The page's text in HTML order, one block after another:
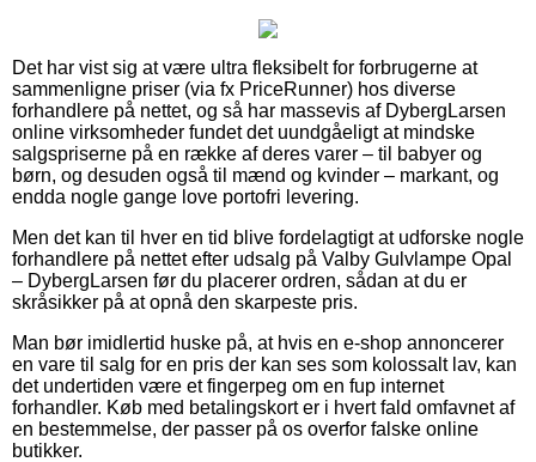
Det har vist sig at være ultra fleksibelt for forbrugerne at
sammenligne priser (via fx PriceRunner) hos diverse
forhandlere på nettet, og så har massevis af DybergLarsen
online virksomheder fundet det uundgåeligt at mindske
salgspriserne på en række af deres varer – til babyer og
børn, og desuden også til mænd og kvinder – markant, og
endda nogle gange love portofri levering.
Men det kan til hver en tid blive fordelagtigt at udforske nogle
forhandlere på nettet efter udsalg på Valby Gulvlampe Opal
– DybergLarsen før du placerer ordren, sådan at du er
skråsikker på at opnå den skarpeste pris.
Man bør imidlertid huske på, at hvis en e-shop annoncerer
en vare til salg for en pris der kan ses som kolossalt lav, kan
det undertiden være et fingerpeg om en fup internet
forhandler. Køb med betalingskort er i hvert fald omfavnet af
en bestemmelse, der passer på os overfor falske online
butikker.